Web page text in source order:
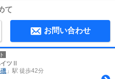
て
お問い合わせ
ツⅡ
」駅 徒歩42分